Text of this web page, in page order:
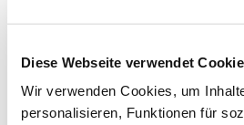
Diese Webseite verwendet
Wir verwenden Cookies, um
personalisieren, Funktionen für